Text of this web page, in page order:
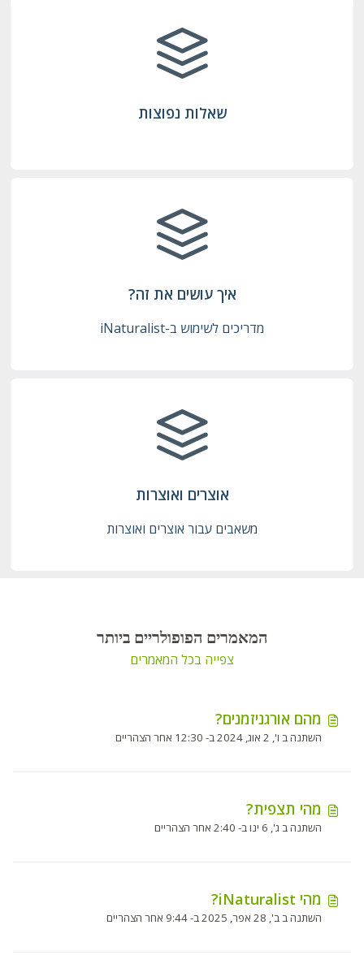
שאלות נפוצות
איך עושים את זה?
מדריכים לשימוש ב-iNaturalist
אוצרים ואוצרות
משאבים עבור אוצרים ואוצרות
המאמרים הפופולריים ביותר
צפייה בכל המאמרים
מהם אורגניזמנים?
השתנה ב ו', 2 אוג, 2024 ב- 12:30 אחר הצהריים
מהי תצפית?
השתנה ב ג', 6 ינו ב- 2:40 אחר הצהריים
מהי iNaturalist?
השתנה ב ב', 28 אפר, 2025 ב- 9:44 אחר הצהריים